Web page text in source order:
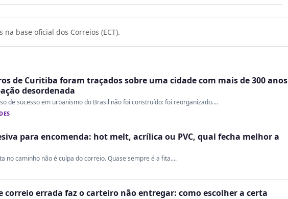
na base oficial dos Correios (ECT).
de Curitiba foram traçados sobre uma cidade com mais de 300 anos
desordenada
de sucesso em urbanismo do Brasil não foi construído: foi reorganizado....
para encomenda: hot melt, acrílica ou PVC, qual fecha melhor a
no caminho não é culpa do correio. Quase sempre é a fita....
correio errada faz o carteiro não entregar: como escolher a certa